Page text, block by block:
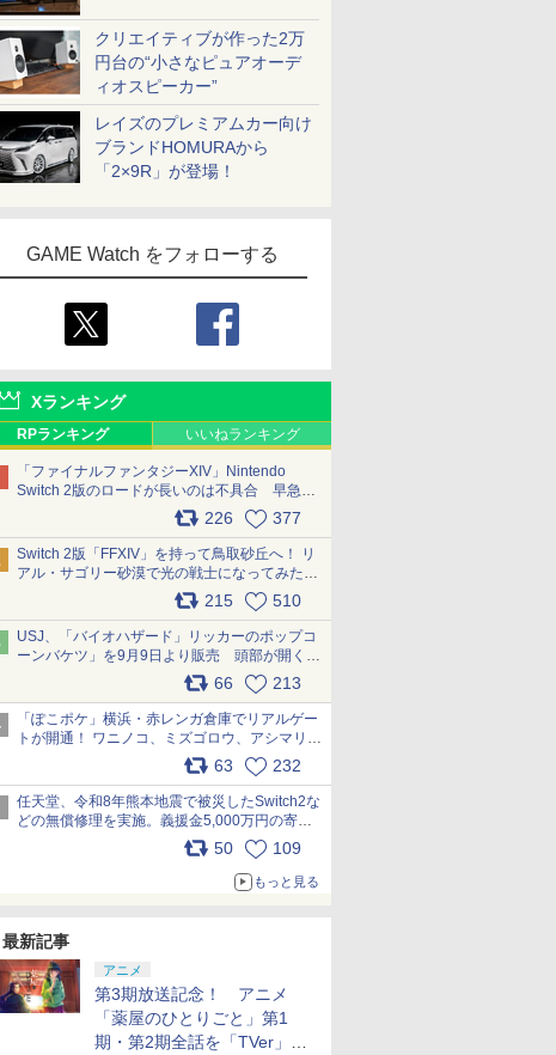
クリエイティブが作った2万
円台の“小さなピュアオーデ
ィオスピーカー”
レイズのプレミアムカー向け
ブランドHOMURAから
「2×9R」が登場！
GAME Watch をフォローする
Xランキング
RPランキング いいねランキング
「ファイナルファンタジーXIV」Nintendo
Switch 2版のロードが長いのは不具合 早急に
アップデートできるよう対応中226 377
Switch 2版「FFXIV」を持って鳥取砂丘へ！ リ
アル・サゴリー砂漠で光の戦士になってみた
215 510
USJ、「バイオハザード」リッカーのポップコ
ーンバケツ」を9月9日より販売 頭部が開く仕
組み。味は恐怖を堪のう「味噌フレーバー」
66 213
「ぽこポケ」横浜・赤レンガ倉庫でリアルゲー
トが開通！ ワニノコ、ミズゴロウ、アシマリ登
場シーンをレポート pic.x.com/LDgEByVl6D
63 232
任天堂、令和8年熊本地震で被災したSwitch2な
どの無償修理を実施。義援金5,000万円の寄付
も発表 pic.x.com/BAYsMfUfUC
50 109
もっと見る
最新記事
アニメ
第3期放送記念！ アニメ
「薬屋のひとりごと」第1
期・第2期全話を「TVer」に